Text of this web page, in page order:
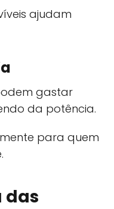
ajudam
gastar
da potência.
para quem
das